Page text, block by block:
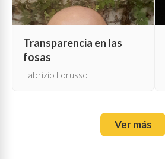
Transparencia en las
fosas
Fabrizio Lorusso
Ver más